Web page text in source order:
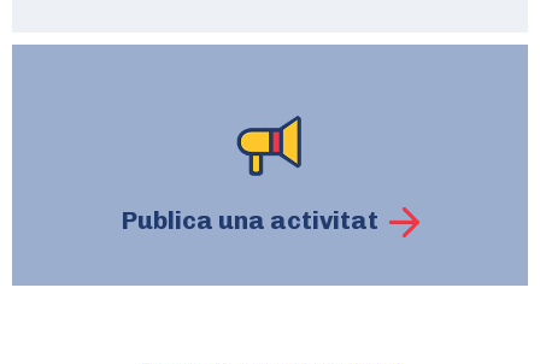
Publica una activitat